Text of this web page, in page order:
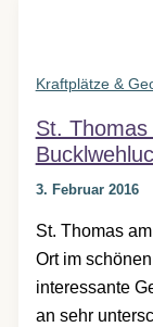
Kraftplätze &
St.
3. Februar 2016
St. Thomas
Ort im
interessante
an sehr